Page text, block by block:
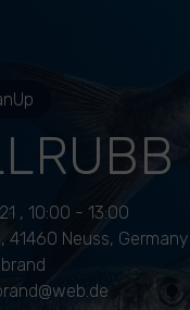
, 10:00 - 13:00
41460 Neuss, Germany